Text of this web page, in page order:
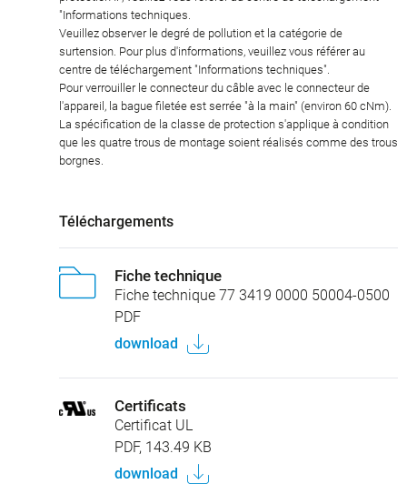
"Informations techniques.
Veuillez observer le degré de pollution et la catégorie de
surtension. Pour plus d'informations, veuillez vous référer au
centre de téléchargement "Informations techniques".
Pour verrouiller le connecteur du câble avec le connecteur de
l'appareil, la bague filetée est serrée "à la main" (environ 60 cNm).
La spécification de la classe de protection s'applique à condition
que les quatre trous de montage soient réalisés comme des trous
borgnes.
Téléchargements
Fiche technique
Fiche technique 77 3419 0000 50004-0500
PDF
download
Certificats
Certificat UL
PDF, 143.49 KB
download